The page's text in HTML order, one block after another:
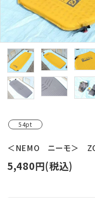
レンタル・修理
店舗情報
POLICY
INFORMATION
54pt
＜NEMO ニーモ＞
5,480円(税込)